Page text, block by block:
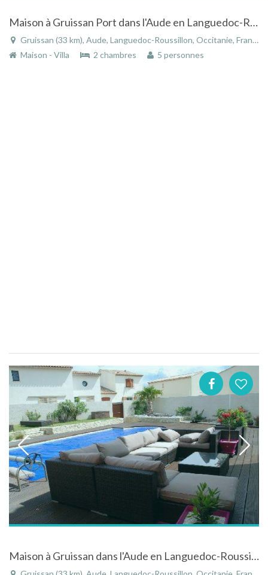
Maison à Gruissan Port dans l'Aude en Languedoc-Roussillon à proximité de la plage du grazel
Gruissan (33 km), Aude, Languedoc-Roussillon, Occitanie, France
Maison - Villa
2 chambres 5 personnes
Maison à Gruissan dans l'Aude en Languedoc-Roussillon avec piscine et terrasse